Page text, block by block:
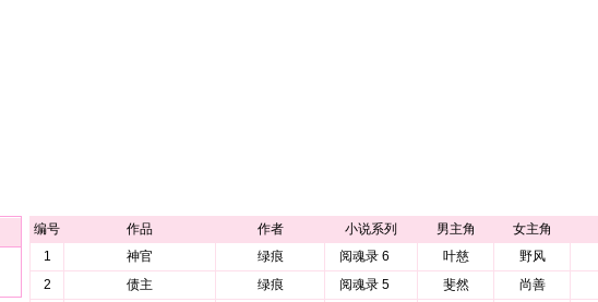
编号 作品 作者 小说系列 男主角 女主角
1
神官 绿痕 阅魂录 6 叶慈 野风
2
债主 绿痕 阅魂录 5 斐然 尚善